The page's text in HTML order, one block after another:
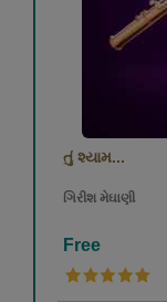
તું શ્યામ...
ગિરીશ મેઘાણી
Free